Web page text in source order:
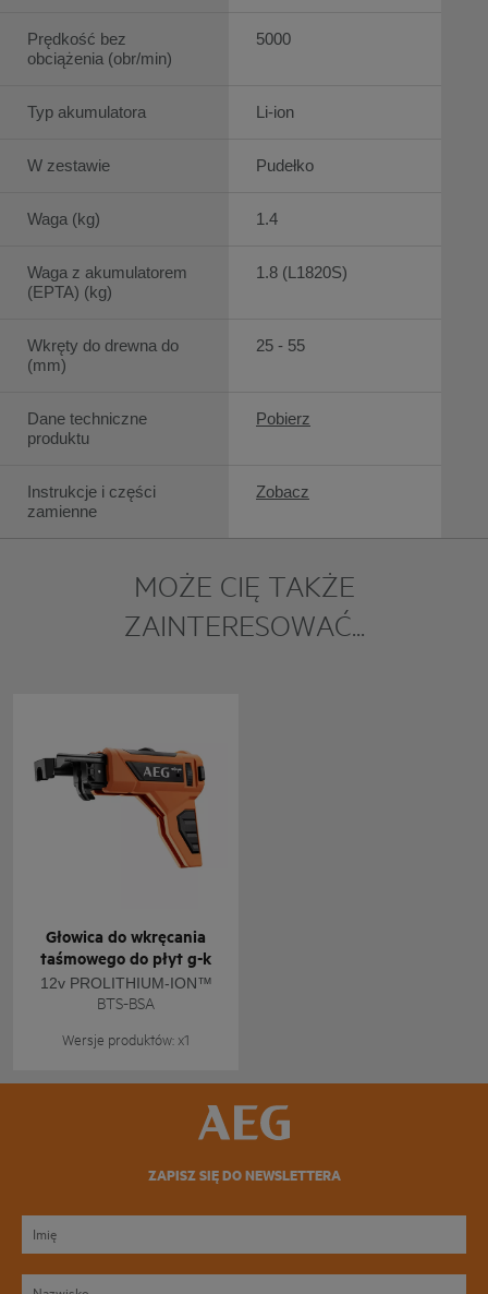
Prędkość bez
obciążenia (obr/min)
Typ akumulatora
W zestawie
Waga (kg)
Waga z akumulatorem
(EPTA) (kg)
Wkręty do drewna do
(mm)
Dane techniczne
produktu
Instrukcje i części
zamienne
5000
Li-ion
Pudełko
1.4
1.8 (L1820S)
25 - 55
Pobierz
Zobacz
MOŻE CIĘ TAKŻE
ZAINTERESOWAĆ...
Głowica do wkręcania
taśmowego do płyt g-k
12v PROLITHIUM-ION™
BTS-BSA
Wersje produktów: x1
ZAPISZ SIĘ DO NEWSLETTERA